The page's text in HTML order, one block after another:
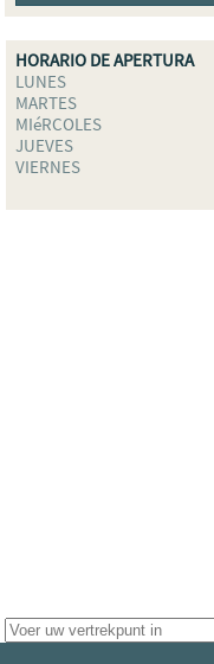
HORARIO DE APERTURA
LUNES
MARTES
MIéRCOLES
JUEVES
VIERNES